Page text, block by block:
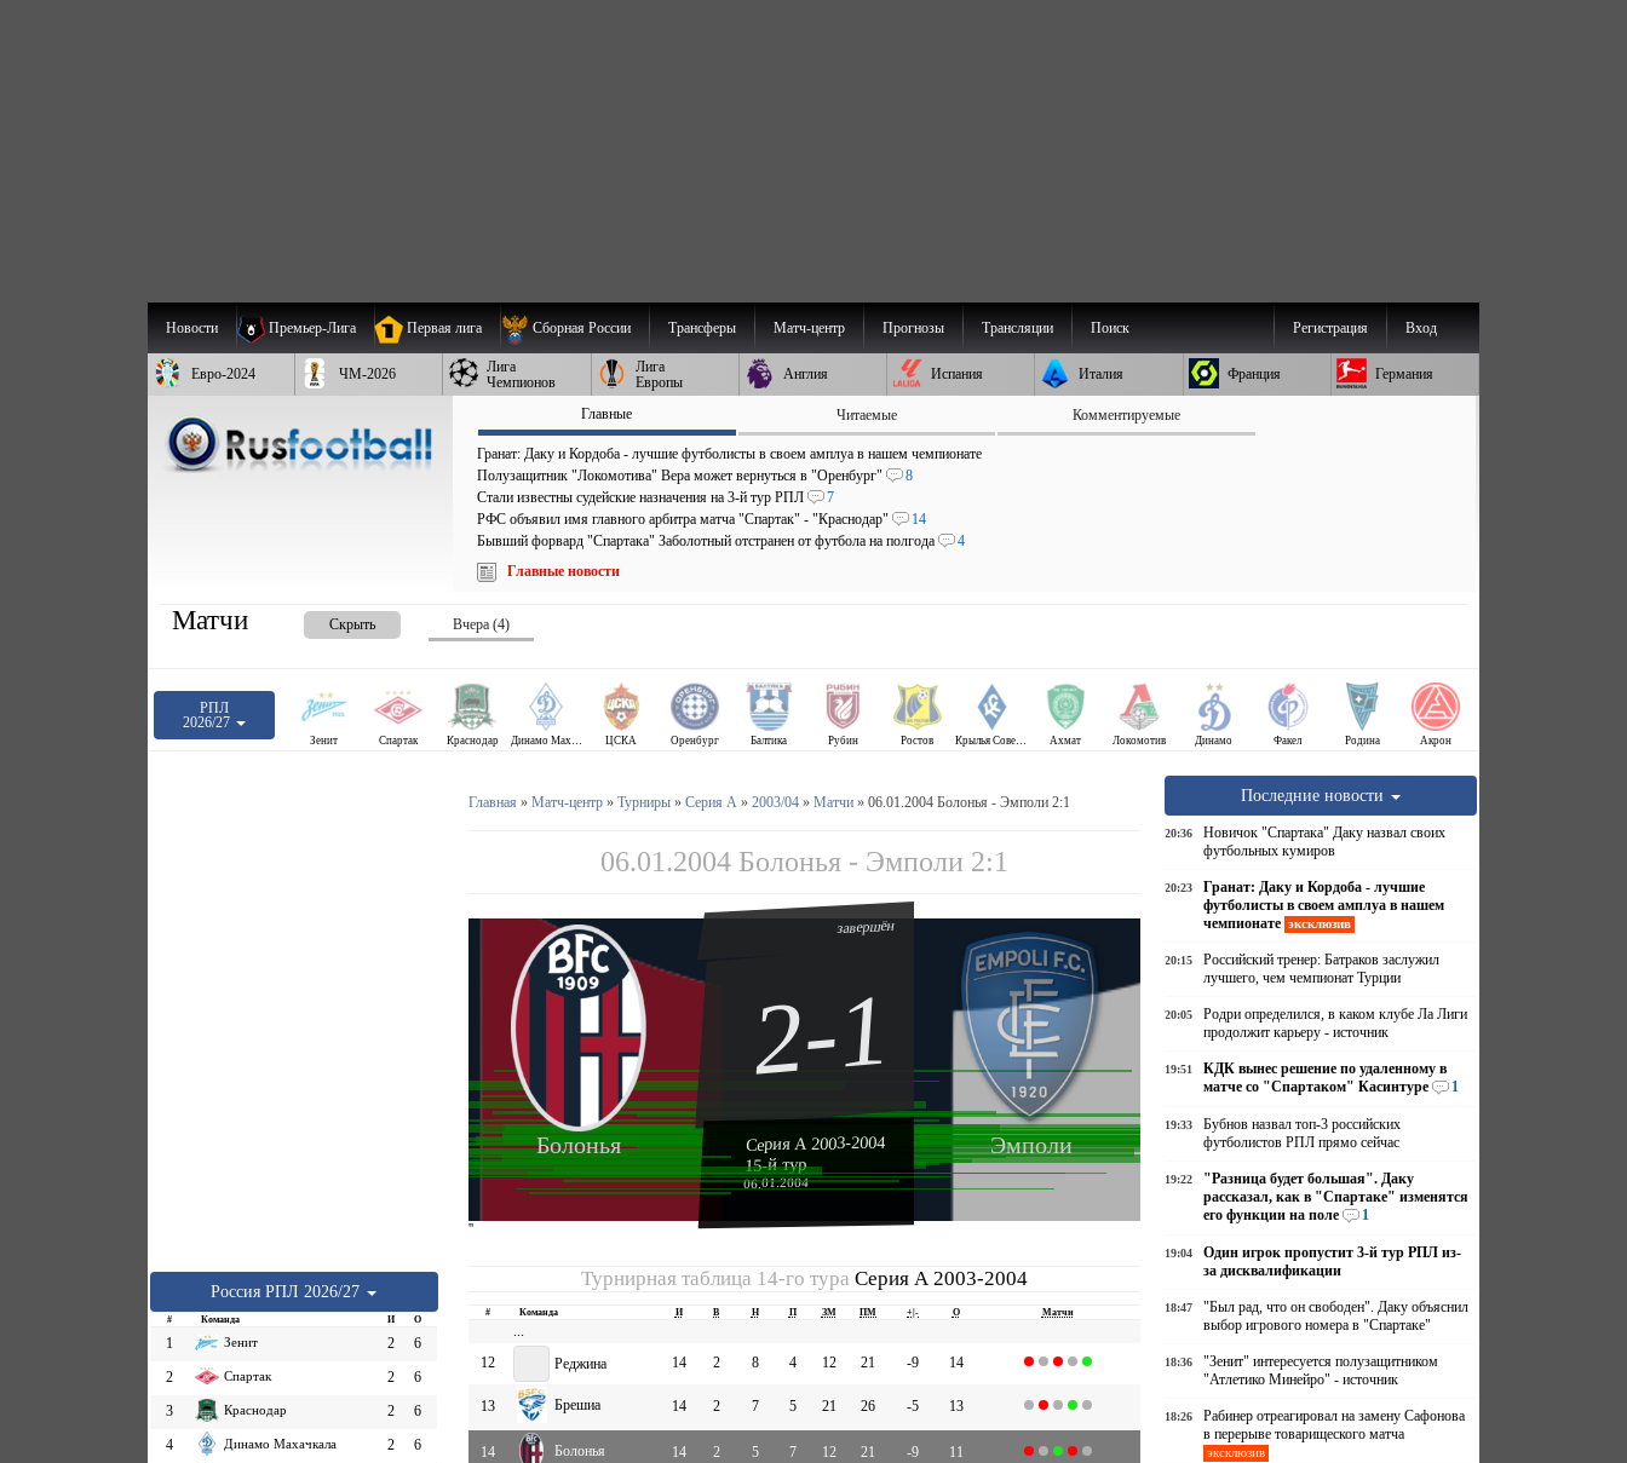
Новости Премьер-Лига Первая лига Сборная России Трансферы Матч-центр Прогнозы Трансляции Поиск Вход
Регистрация
Евро-2024 ЧМ-2026
Лига
Чемпионов
Лига
Европы
Англия Испания Италия Франция Германия
Главные Читаемые Комментируемые
Гранат: Даку и Кордоба - лучшие футболисты в своем амплуа в нашем чемпионате
Полузащитник "Локомотива" Вера может вернуться в "Оренбург"
8
Стали известны судейские назначения на 3-й тур РПЛ
7
РФС объявил имя главного арбитра матча "Спартак" - "Краснодар"
14
Бывший форвард "Спартака" Заболотный отстранен от футбола на полгода
4
Главные новости
Матчи Скрыть Вчера (4)
РПЛ
2026/27
Зенит Спартак Краснодар Динамо Махачкала ЦСКА Оренбург Балтика Рубин Ростов Крылья Советов Ахмат Локомотив Динамо Факел Родина Акрон
Россия РПЛ 2026/27
# Команда И О
1 Зенит 2
6
2
Спартак 2
6
3
Краснодар 2
6
4
Динамо Махачкала 2
6
Главная » Матч-центр» Турниры» Серия А» 2003/04» Матчи» 06.01.2004 Болонья - Эмполи 2:1
06.01.2004 Болонья - Эмполи 2:1
Болонья Эмполи
завершён
2-1
Серия А 2003-2004
15-й тур
06.01.2004
''
Турнирная таблица 14-го тураСерия А 2003-2004
# Команда И В Н П ЗМ ПМ +|- О Матчи
...
12
Реджина 14 2 8 4 12 21 -9 14
13 Брешиа 14 2 7 5 21 26 -5 13
14 Болонья 14 2 5 7 12 21 -9 11
Последние новости
20:36
Новичок "Спартака" Даку назвал своих
футбольных кумиров
20:23
Гранат: Даку и Кордоба - лучшие
футболисты в своем амплуа в нашем
чемпионате эксклюзив
20:15
Российский тренер: Батраков заслужил
лучшего, чем чемпионат Турции
20:05
Родри определился, в каком клубе Ла Лиги
продолжит карьеру - источник
19:51
КДК вынес решение по удаленному в
матче со "Спартаком" Касинтуре
1
19:33
Бубнов назвал топ-3 российских
футболистов РПЛ прямо сейчас
19:22
"Разница будет большая". Даку
рассказал, как в "Спартаке" изменятся
его функции на поле
1
19:04
Один игрок пропустит 3-й тур РПЛ из-
за дисквалификации
18:47
"Был рад, что он свободен". Даку объяснил
выбор игрового номера в "Спартаке"
18:36
"Зенит" интересуется полузащитником
"Атлетико Минейро" - источник
18:26
Рабинер отреагировал на замену Сафонова
в перерыве товарищеского матча
эксклюзив